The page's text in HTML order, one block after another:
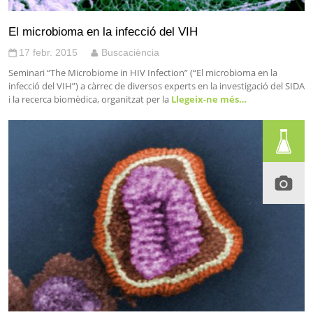
El microbioma en la infecció del VIH
17 febr. 2015 Buscaciència
Seminari “The Microbiome in HIV Infection” (“El microbioma en la
infecció del VIH”) a càrrec de diversos experts en la investigació del SIDA
i la recerca biomèdica, organitzat per la Llegeix-ne més…